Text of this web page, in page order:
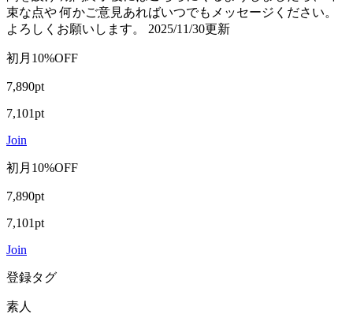
束な点や 何かご意見あればいつでもメッセージください。
よろしくお願いします。 2025/11/30更新
初月10%OFF
7,890pt
7,101pt
Join
初月10%OFF
7,890pt
7,101pt
Join
登録タグ
素人